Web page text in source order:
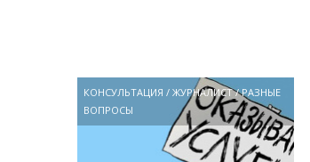
КОНСУЛЬТАЦИЯ / ЖУРНАЛИСТ/РАЗНЫЕ
ВОПРОСЫ